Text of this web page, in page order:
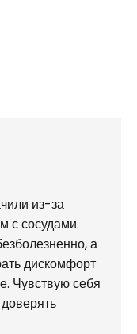
из-за
с сосудами.
а
дискомфорт
Чувствую себя